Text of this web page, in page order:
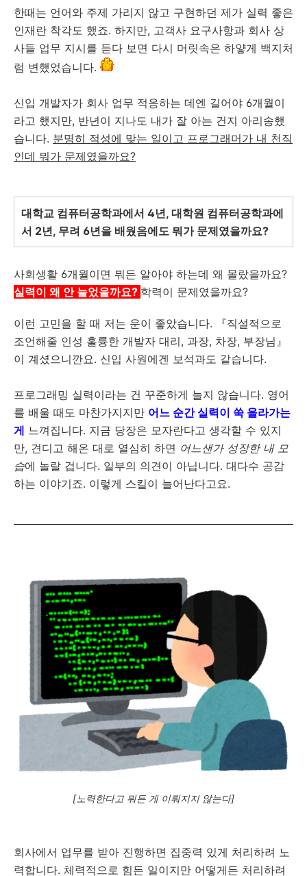
한때는 언어와 주제 가리지 않고 구현하던 제가 실력 좋은
인재란 착각도 했죠. 하지만, 고객사 요구사항과 회사 상
사들 업무 지시를 듣다 보면 다시 머릿속은 하얗게 백지처
럼 변했었습니다.
신입 개발자가 회사 업무 적응하는 데엔 길어야 6개월이
라고 했지만, 반년이 지나도 내가 잘 아는 건지 아리송했
습니다. 분명히 적성에 맞는 일이고 프로그래머가 내 천직
인데 뭐가 문제였을까요?
대학교 컴퓨터공학과에서 4년, 대학원 컴퓨터공학과에
서 2년, 무려 6년을 배웠음에도 뭐가 문제였을까요?
사회생활 6개월이면 뭐든 알아야 하는데 왜 몰랐을까요?
실력이 왜 안 늘었을까요? 학력이 문제였을까요?
이런 고민을 할 때 저는 운이 좋았습니다. 『직설적으로
조언해줄 인성 훌륭한 개발자 대리, 과장, 차장, 부장님』
이 계셨으니깐요. 신입 사원에겐 보석과도 같습니다.
프로그래밍 실력이라는 건 꾸준하게 늘지 않습니다. 영어
를 배울 때도 마찬가지지만 어느 순간 실력이 쑥 올라가는
게 느껴집니다. 지금 당장은 모자란다고 생각할 수 있지
만, 견디고 해온 대로 열심히 하면 어느샌가 성장한 내 모
습에 놀랄 겁니다. 일부의 의견이 아닙니다. 대다수 공감
하는 이야기죠. 이렇게 스킬이 늘어난다고요.
[노력한다고 뭐든 게 이뤄지지 않는다]
회사에서 업무를 받아 진행하면 집중력 있게 처리하려 노
력합니다. 체력적으로 힘든 일이지만 어떻게든 처리하려